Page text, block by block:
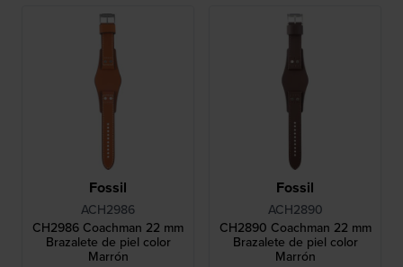
Fossil
ACH2986
CH2986 Coachman 22 mm
Brazalete de piel color
Marrón
Fossil
ACH2890
CH2890 Coachman 22 mm
Brazalete de piel color
Marrón